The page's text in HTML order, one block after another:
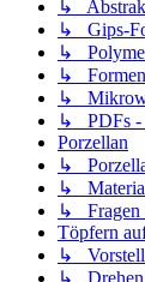
↳
↳ Gips-
↳
↳
↳
↳ PDFs -
Porzellan
↳
↳
↳ Fragen
Töpfern
↳
↳ Drehen